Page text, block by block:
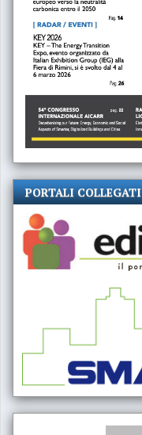
PORTALI COLLEGATI